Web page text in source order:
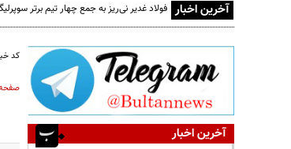
آخرین اخبار فولاد غدیر نی‌ریز به جمع چهار تیم برتر
کد
آخرین اخبار